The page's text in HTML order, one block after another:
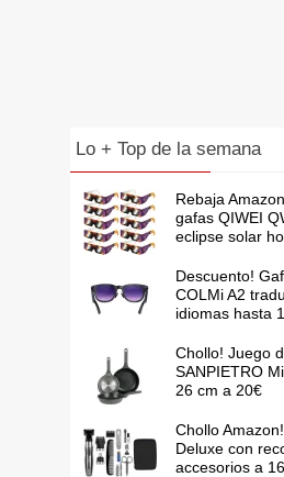
Lo + Top de la semana
Rebaja
gafas QIWEI
eclipse solar
Descuento!
COLMi A2
idiomas hasta
Chollo! Juego
SANPIETRO
26 cm a 20€
Chollo
Deluxe con
accesorios a